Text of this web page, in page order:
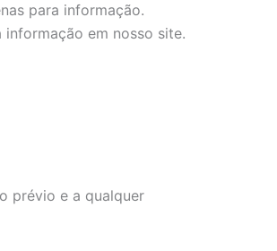
para informação.
em nosso site.
prévio e a qualquer